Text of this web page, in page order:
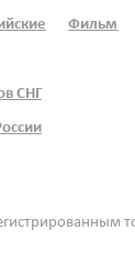
СНГ
Фильм